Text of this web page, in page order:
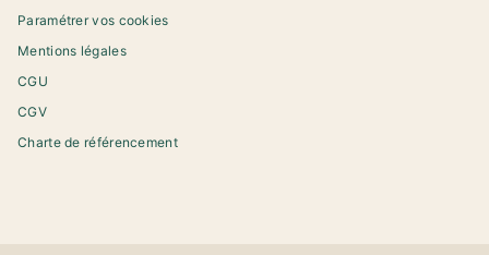
Paramétrer vos cookies
Mentions légales
CGU
CGV
Charte de référencement